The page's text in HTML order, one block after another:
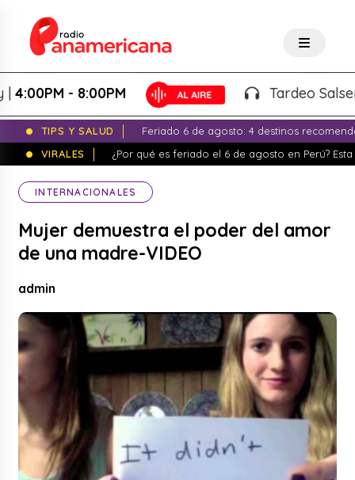
- 8:00PM Tardeo Salsero
TIPS Y SALUD
Feriado 6 de agosto: 4 destinos
VIRALES
¿Por qué es feriado el 6 de agosto en Perú?
INTERNACIONALES
Mujer demuestra el poder del amor
de una madre-VIDEO
admin